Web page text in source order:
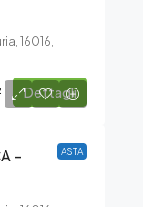
16016,
Dettagli
ASTA
–